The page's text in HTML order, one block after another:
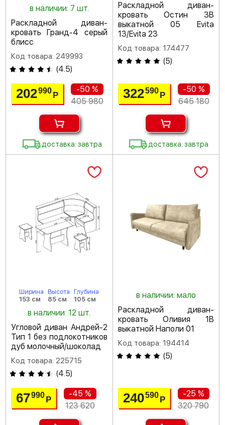
в наличии: 7 шт.
Раскладной диван-
кровать Гранд-4 серый
блисс
Код товара: 249993
(4.5)
202990Р
-50 %
405 980
доставка: завтра
Раскладной диван-
кровать Остин 3В
выкатной 05 Evita
13/Evita 23
Код товара: 174477
(5)
322590 Р
-50 %
645 180
доставка: завтра
Ширина
153 см
Высота
85 см
Глубина
105 см
в наличии: 12 шт.
Угловой диван Андрей-2
Тип 1 без подлокотников
дуб молочный/шоколад
Код товара: 225715
(4.5)
67990Р
-45 %
123 620
в наличии: мало
Раскладной диван-
кровать Оливия 1В
выкатной Наполи 01
Код товара: 194414
(5)
240590 Р
-25 %
320 790